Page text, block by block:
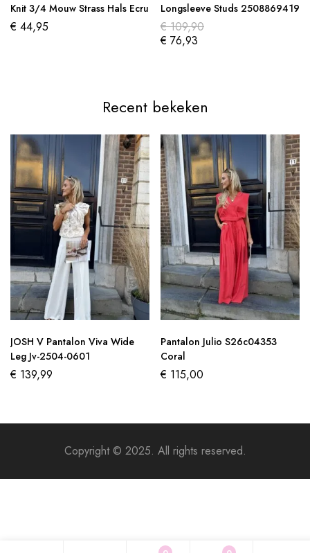
Knit 3/4 Mouw Strass Hals Ecru
€ 44,95
Longsleeve Studs 2508869419
€109,90
€ 76,93
Recent bekeken
JOSH V Pantalon Viva Wide
Leg Jv-2504-0601
€ 139,99
Pantalon Julio S26c04353
Coral
€ 115,00
Copyright © 2025. All rights reserved.